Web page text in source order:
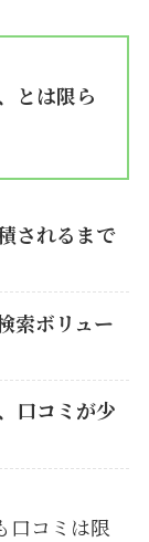
とは限ら
されるまで
索ボリュー
口コミが少
口コミは限